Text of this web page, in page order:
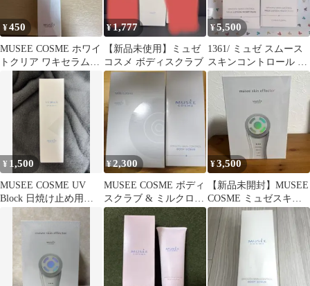
¥450
MUSEE COSME ホワイ
トクリア ワキセラム
30g
¥1,777
【新品未使用】ミュゼ
コスメ ボディスクラブ
¥5,500
1361/ ミュゼ スムース
スキンコントロール ミ
ルクローション モイス
トプラス
¥ 1,500
MUSEE COSME UV
Block 日焼け止め用美
容液 80g
¥2,300
MUSEE COSME ボディ
スクラブ & ミルクロー
ション セット
¥3,500
【新品未開封】MUSEE
COSME ミュゼスキン
エフェクター 美顔器